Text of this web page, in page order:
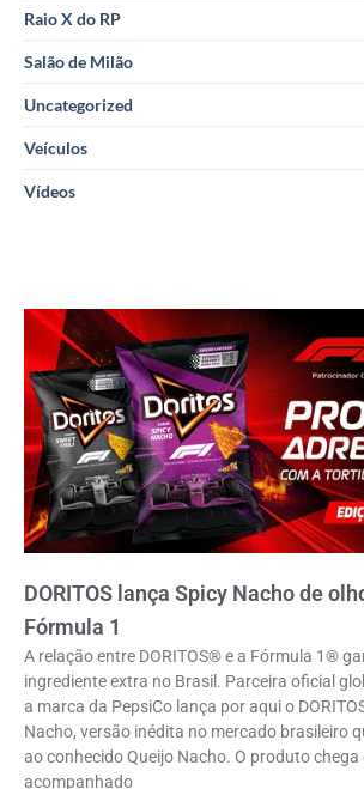
Raio X do RP
Salão de Milão
Uncategorized
Veículos
Vídeos
DORITOS lança Spicy Nacho de
Fórmula 1
A relação entre DORITOS® e a Fórmula 1®
ingrediente extra no Brasil. Parceira oficial
a marca da PepsiCo lança por aqui o
Nacho, versão inédita no mercado brasileiro
ao conhecido Queijo Nacho. O produto
acompanhado